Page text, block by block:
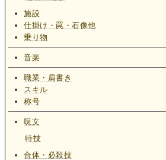
施設
仕掛け・罠・石像他
乗り物
音楽
職業・肩書き
スキル
称号
呪文
特技
合体・必殺技